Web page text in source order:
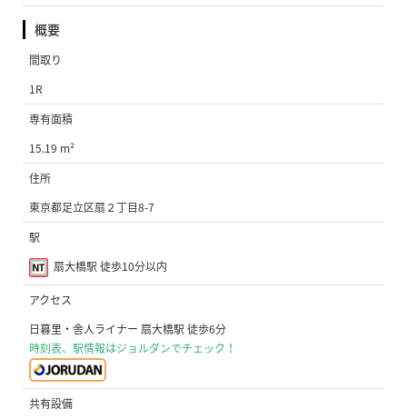
概要
間取り
1R
専有面積
15.19 m²
住所
東京都足立区扇２丁目8-7
駅
扇大橋駅 徒歩10分以内
アクセス
日暮里・舎人ライナー 扇大橋駅 徒歩6分
時刻表、駅情報はジョルダンでチェック！
共有設備